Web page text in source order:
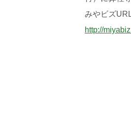
みやビズ
http://